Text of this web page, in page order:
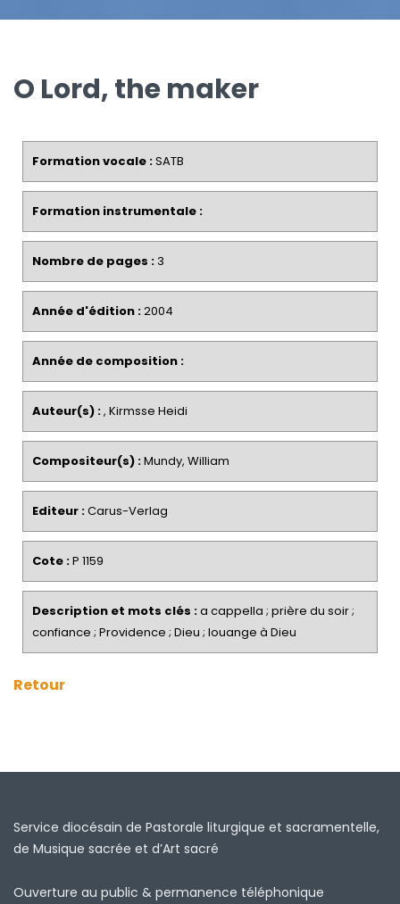
O Lord, the maker
Formation vocale :SATB
Formation instrumentale :
Nombre de pages :3
Année d'édition :2004
Année de composition :
Auteur(s) :, Kirmsse Heidi
Compositeur(s) :Mundy, William
Editeur :Carus-Verlag
Cote :P 1159
Description et mots clés :a cappella ; prière du soir ;
confiance ; Providence ; Dieu ; louange à Dieu
Retour
Service diocésain de Pastorale liturgique et sacramentelle,
de Musique sacrée et d’Art sacré
Ouverture au public & permanence téléphonique